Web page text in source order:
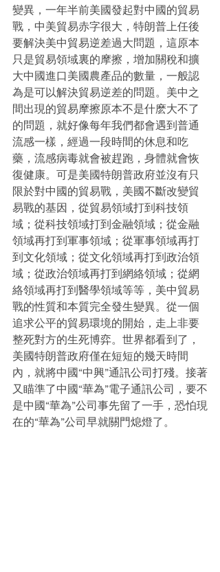
變異，一年半前美國發起對中國的貿易
戰，中美貿易赤字很大，特朗普上任後
要解決美中貿易逆差過大問題，這原本
只是貿易領域裏的摩擦，增加關稅和擴
大中國進口美國農產品的數量，一般認
為是可以解決貿易逆差的問題。美中之
間出現的貿易摩擦原本不是什麽大不了
的問題，就好像每年我們都會遇到普通
流感一樣，經過一段時間的休息和吃
藥，流感病毒就會被趕跑，身體就會恢
復健康。可是美國特朗普政府並沒有只
限於對中國的貿易戰，美國不斷改變貿
易戰的基因，從貿易領域打到科技領
域；從科技領域打到金融領域；從金融
領域再打到軍事領域；從軍事領域再打
到文化領域；從文化領域再打到政治領
域；從政治領域再打到網絡領域；從網
絡領域再打到醫學領域等等，美中貿易
戰的性質和本質完全發生變異。從一個
追求公平的貿易環境的開始，走上非要
整死對方的生死博弈。世界都看到了，
美國特朗普政府僅在短短的幾天時間
內，就將中國“中興”通訊公司打殘。接著
又瞄準了中國“華為”電子通訊公司，要不
是中國“華為”公司事先留了一手，恐怕現
在的“華為”公司早就關門熄燈了。